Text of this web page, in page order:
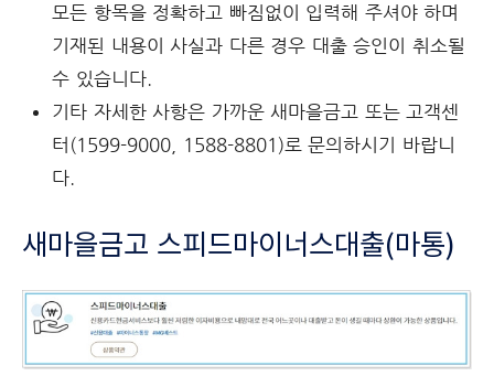
모든 항목을 정확하고 빠짐없이 입력해 주셔야 하며
기재된 내용이 사실과 다른 경우 대출 승인이 취소될
수 있습니다.
기타 자세한 사항은 가까운 새마을금고 또는 고객센
터(1599-9000, 1588-8801)로 문의하시기 바랍니
다.
새마을금고 스피드마이너스대출(마통)